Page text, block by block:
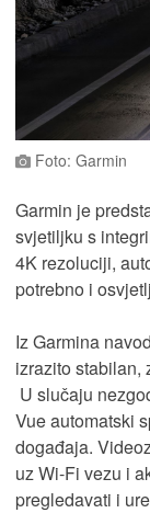
Foto: Garmin
Garmin je
svjetiljku s
4K rezoluciji,
potrebno i
Iz Garmina
izrazito stabilan,
U slučaju
Vue automatski
događaja.
uz Wi-Fi vezu i
pregledavati i